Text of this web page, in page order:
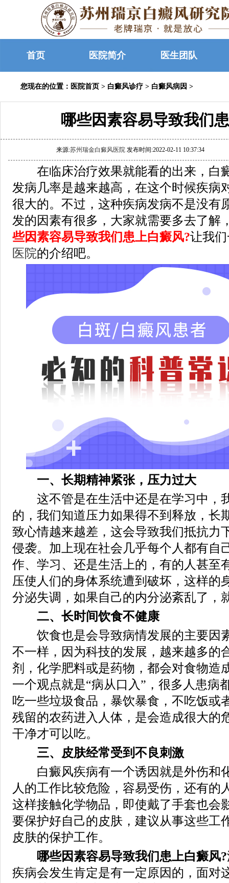
首页 医院简介 医生团队
您现在的位置： 医院首页 > 白癜风诊疗 > 白癜风病因 >
哪些因素容易导致我们
来源:苏州瑞金白癜风医院 发布时间:2022-02-11 10:37:34
在临床治疗效果就能看的出来，白
发病几率是越来越高，在这个时候疾病
很大的。不过，这种疾病发病不是没有
发的因素有很多，大家就需要多去了解
些因素容易导致我们患上白癜风?让我
医院的介绍吧。
一、长期精神紧张，压力过大
这不管是在生活中还是在学习中，
的，我们知道压力如果得不到释放，长
致心情越来越差，这会导致我们抵抗力
侵袭。加上现在社会几乎每个人都有自
作、学习、还是生活上的，有的人甚至
压使人们的身体系统遭到破坏，这样的
分泌失调，如果自己的内分泌紊乱了，
二、长时间饮食不健康
饮食也是会导致病情发展的主要因
不一样，因为科技的发展，越来越多的
剂，化学肥料或是药物，都会对食物造
一个观点就是“病从口入”，很多人患病
吃一些垃圾食品，暴饮暴食，不吃饭或
残留的农药进入人体，是会造成很大的
干净才可以吃。
三、皮肤经常受到不良刺激
白癜风疾病有一个诱因就是外伤和
人的工作比较危险，容易受伤，还有的
这样接触化学物品，即使戴了手套也会
要保护好自己的皮肤，建议从事这些工
皮肤的保护工作。
哪些因素容易导致我们患上白癜风?
疾病会发生肯定是有一定原因的，面对